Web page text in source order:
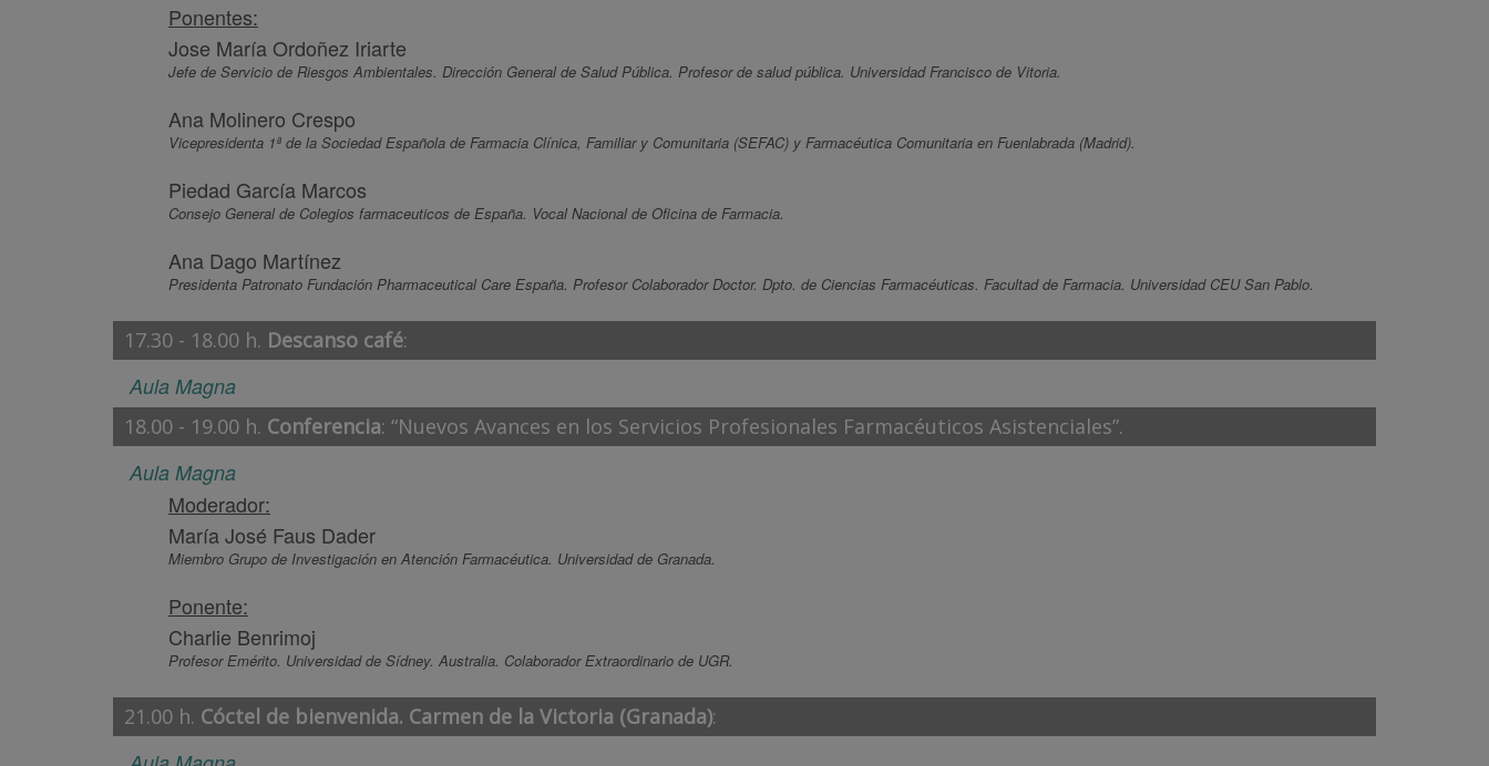
Ponentes:
Jose María Ordoñez Iriarte
Jefe de Servicio de Riesgos Ambientales. Dirección General de Salud Pública. Profesor de salud pública. Universidad Francisco de Vitoria.
Ana Molinero Crespo
Vicepresidenta 1ª de la Sociedad Española de Farmacia Clínica, Familiar y Comunitaria (SEFAC) y Farmacéutica Comunitaria en Fuenlabrada (Madrid).
Piedad García Marcos
Consejo General de Colegios farmaceuticos de España. Vocal Nacional de Oficina de Farmacia.
Ana Dago Martínez
Presidenta Patronato Fundación Pharmaceutical Care España. Profesor Colaborador Doctor. Dpto. de Ciencias Farmacéuticas. Facultad de Farmacia. Universidad CEU San Pablo.
17.30 - 18.00 h. Descanso café:
Aula Magna
18.00 - 19.00 h. Conferencia: “Nuevos Avances en los Servicios Profesionales Farmacéuticos Asistenciales”.
Aula Magna
Moderador:
María José Faus Dader
Miembro Grupo de Investigación en Atención Farmacéutica. Universidad de Granada.
Ponente:
Charlie Benrimoj
Profesor Emérito. Universidad de Sídney. Australia. Colaborador Extraordinario de UGR.
21.00 h. Cóctel de bienvenida. Carmen de la Victoria (Granada):